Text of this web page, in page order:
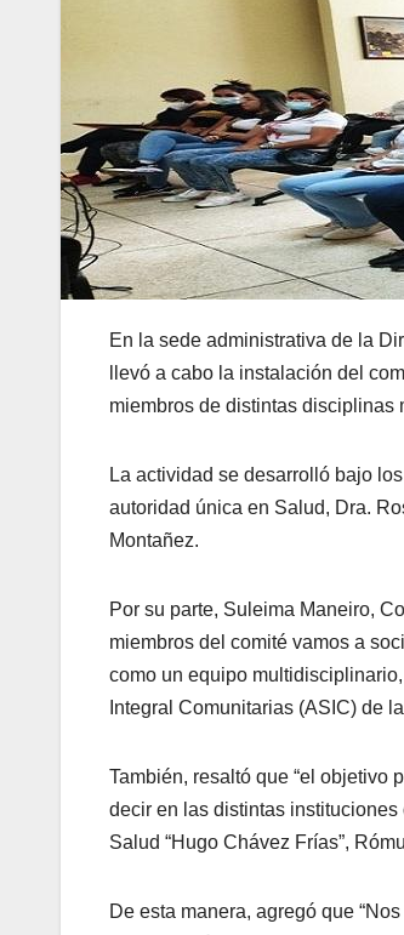
En la sede administrativa de la
llevó a cabo la instalación del
miembros de distintas disciplinas
La actividad se desarrolló bajo
autoridad única en Salud, Dra.
Montañez.
Por su parte, Suleima Maneiro,
miembros del comité vamos a
como un equipo
Integral Comunitarias (ASIC) de
También, resaltó que “el objetivo
decir en las distintas
Salud “Hugo Chávez Frías”,
De esta manera, agregó que